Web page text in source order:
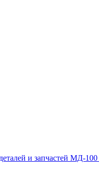
и запчастей МД-100